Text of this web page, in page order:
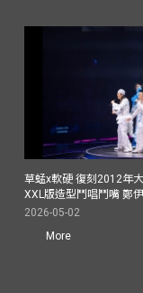
草蜢x軟硬 復刻2012年
XXL版造型鬥唱鬥嘴 鄭
2026-05-02
More